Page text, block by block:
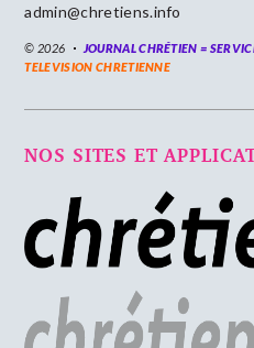
admin@chretiens.info
© 2026 JOURNAL CHRÉTIEN =
TELEVISION CHRETIENNE
NOS SITES ET